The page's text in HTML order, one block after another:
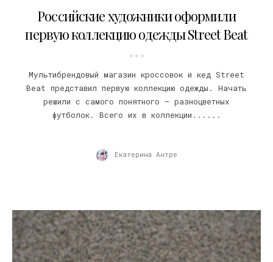
Российские художники оформили
первую коллекцию одежды Street Beat
Мультибрендовый магазин кроссовок и кед Street
Beat представил первую коллекцию одежды. Начать
решили с самого понятного – разноцветных
футболок. Всего их в коллекции......
Екатерина Антре